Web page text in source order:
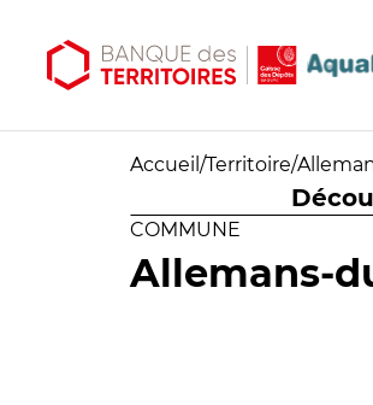
Accueil /Territoire/
COMMUNE
Allemans-